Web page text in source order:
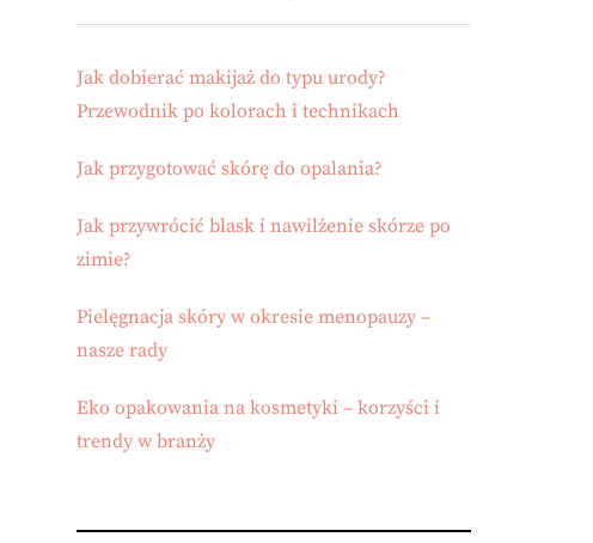
Jak dobierać makijaż do typu urody?
Przewodnik po kolorach i technikach
Jak przygotować skórę do opalania?
Jak przywrócić blask i nawilżenie skórze po
zimie?
Pielęgnacja skóry w okresie menopauzy –
nasze rady
Eko opakowania na kosmetyki – korzyści i
trendy w branży